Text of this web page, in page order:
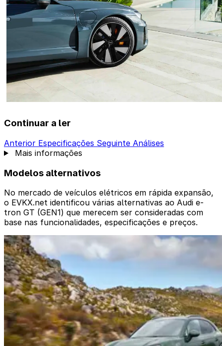
Continuar a ler
Anterior Especificações Seguinte Análises
Mais informações
Modelos alternativos
No mercado de veículos elétricos em rápida expansão,
o EVKX.net identificou várias alternativas ao Audi e-
tron GT (GEN1) que merecem ser consideradas com
base nas funcionalidades, especificações e preços.